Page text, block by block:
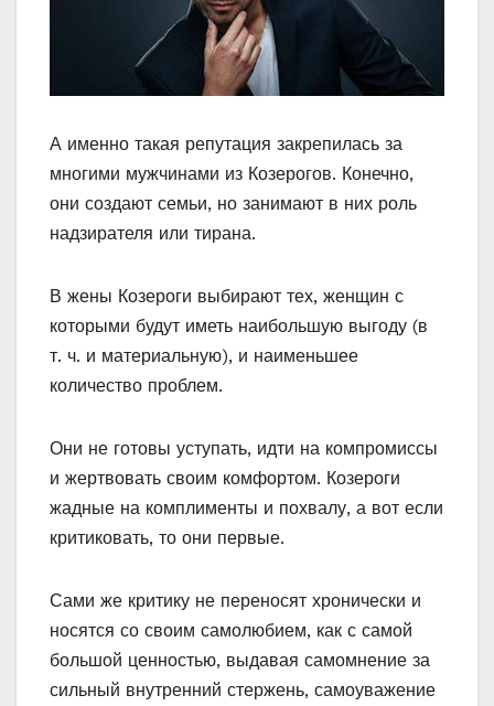
А именно такая репутация закрепилась за
многими мужчинами из Козерогов. Конечно,
они создают семьи, но занимают в них роль
надзирателя или тирана.
В жены Козероги выбирают тех, женщин с
которыми будут иметь наибольшую выгоду (в
т. ч. и материальную), и наименьшее
количество проблем.
Они не готовы уступать, идти на компромиссы
и жертвовать своим комфортом. Козероги
жадные на комплименты и похвалу, а вот если
критиковать, то они первые.
Сами же критику не переносят хронически и
носятся со своим самолюбием, как с самой
большой ценностью, выдавая самомнение за
сильный внутренний стержень, самоуважение